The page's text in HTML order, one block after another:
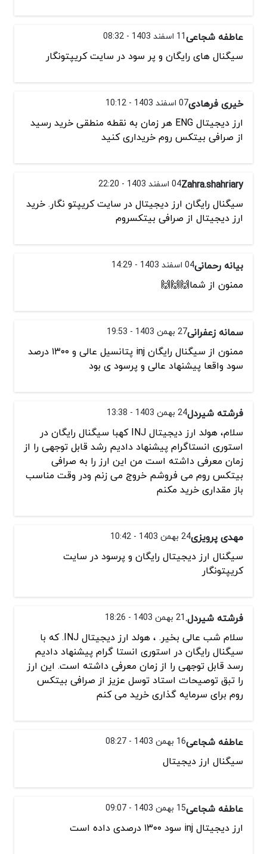
عاطفه شجاعی11 اسفند 1403 - 08:32
سیگنال های رایگان و پر سود در سایت کریپتونگار
خیری فرهادی07 اسفند 1403 - 10:12
ارز دیجیتال ENG هر زمان به نقطه منطقی خرید رسید
از صرافی بیتکس روم خریداری کنید
Zahra.shahriary04 اسفند 1403 - 22:20
سیگنال رایگان ارز دیجیتال در سایت کریپتو نگار. خرید
ارز دیجیتال از صرافی بیتکسروم
بیانه رحمانی04 اسفند 1403 - 14:29
ممنون از شما🙌🙌🙌
سمانه زعفرانی27 بهمن 1403 - 19:53
ممنون از سیگنال رایگان inj پتانسیل عالی و ۱۳۰۰ درصد
سود واقعا پیشنهاد عالی و پرسود ی بود
فرشته شیردل24 بهمن 1403 - 13:38
سلام، هولد ارز دیجیتال INJ کهبا سیگنال رایگان در
استوری انستاگرام پیشنهاد دادیم رشد قابل توجهی را از
زمان معرفی داشته است من این ارز را به صرافی
بیتکس روم می فروشم خروج می زنم ودر وقت مناسب
باز مقداری خرید مکنم
مهدی پرویزی24 بهمن 1403 - 10:42
سیگنال ارز دیجیتال رایگان و پرسود در سایت
کریپتونگار
فرشته شیردل.21 بهمن 1403 - 18:26
سلام شب عالی بخیر. ، هولد ارز دیجیتال INJ. که با
سیگنال رایگان در استوری انستا گرام پیشنهاد دادیم
رسد قابل توجهی را از زمان معرفی داشته است. این ارز
را تبق توصیحات استاد توسل عزیز از صرافی بیتکس
روم برای سرمایه گذاری خرید می کنم
عاطفه شجاعی16 بهمن 1403 - 08:27
سیگنال ارز دیجیتال
عاطفه شجاعی15 بهمن 1403 - 09:07
ارز دیجیتال inj سود ۱۳۰۰ درصدی داده است